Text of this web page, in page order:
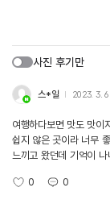
사진 후기만
스*일 2023. 3. 6.
여행하다보면 맛도 맛이
쉽지 않은 곳이라 너무
느끼고 왔던데 기억이 나
0 0